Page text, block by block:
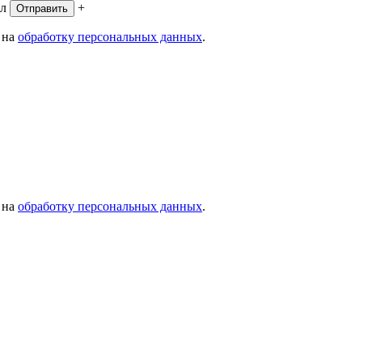
Отправить +
обработку персональных данных.
обработку персональных данных.